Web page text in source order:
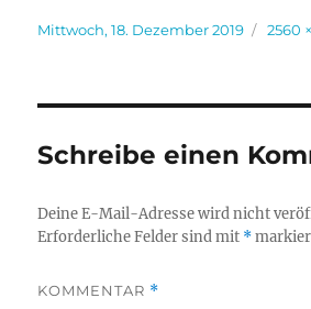
Veröffentlicht
Mittwoch, 18. Dezember 2019
Volle
2560
Schreibe einen
Deine E-Mail-Adresse wird nicht
Erforderliche Felder sind mit *
KOMMENTAR *